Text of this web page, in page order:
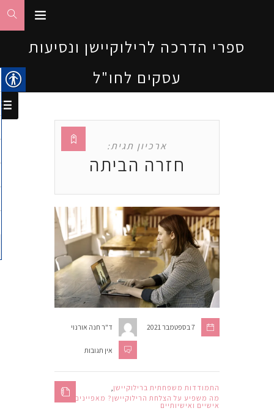
ספרי הדרכה לרילוקיישן ונסיעות
עסקים לחו"ל
ארכיון תגית:
חזרה הביתה
ד"ר חנה אורנוי 7 בספטמבר 2021
אין תגובות
התמודדות משפחתית ברילוקיישן
מה משפיע על הצלחת הרילוקיישן? מאפיינים
אישיים ואישיותיים